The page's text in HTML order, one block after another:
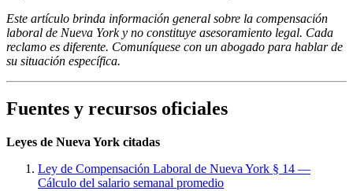
Este artículo brinda información general sobre la compensación
laboral de Nueva York y no constituye asesoramiento legal. Cada
reclamo es diferente. Comuníquese con un abogado para hablar de
su situación específica.
Fuentes y recursos oficiales
Leyes de Nueva York citadas
Ley de Compensación Laboral de Nueva York § 14 —
Cálculo del salario semanal promedio